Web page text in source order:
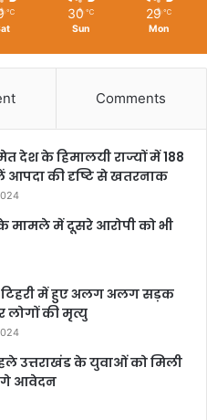
℃ 30 ℃
Sun
29 ℃
Mon
Comments
देश के हिमालयी राज्यों में 188
आपदा की दृष्टि से खतरनाक
मामले में दूसरे आरोपी को भी
में हुए अलग अलग सड़क
लोगों की मृत्यु
उत्तराखंड के युवाओं को मिली
आवेदन